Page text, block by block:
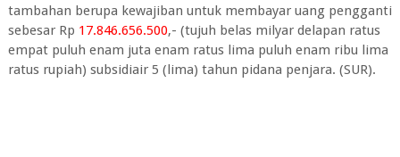
tambahan berupa kewajiban untuk membayar uang pengganti
sebesar Rp 17.846.656.500,- (tujuh belas milyar delapan ratus
empat puluh enam juta enam ratus lima puluh enam ribu lima
ratus rupiah) subsidiair 5 (lima) tahun pidana penjara. (SUR).